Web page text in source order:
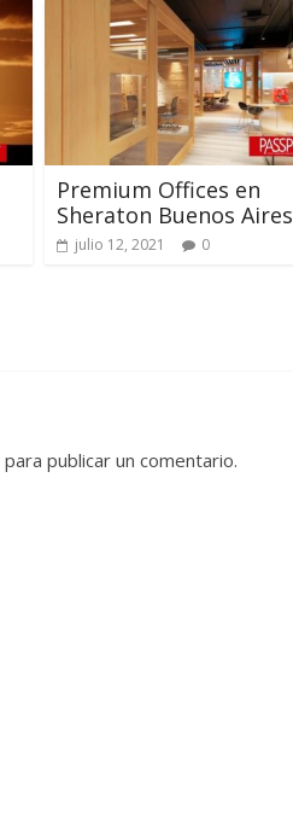
Premium Offices en
Sheraton Buenos Aires
julio 12, 2021 0
para publicar un comentario.